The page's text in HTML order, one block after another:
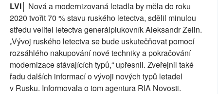
LVI│
Nová a modernizovaná letadla by měla do roku
2020 tvořit 70 % stavu ruského letectva, sdělil minulou
středu velitel letectva generálplukovník Aleksandr Zelin.
„Vývoj ruského letectva se bude uskutečňovat pomocí
rozsáhlého nakupování nové techniky a pokračování
modernizace stávajících typů,“ upřesnil. Zveřejnil také
řadu dalších informací o vývoji nových typů letadel
v Rusku. Informovala o tom agentura RIA Novosti.